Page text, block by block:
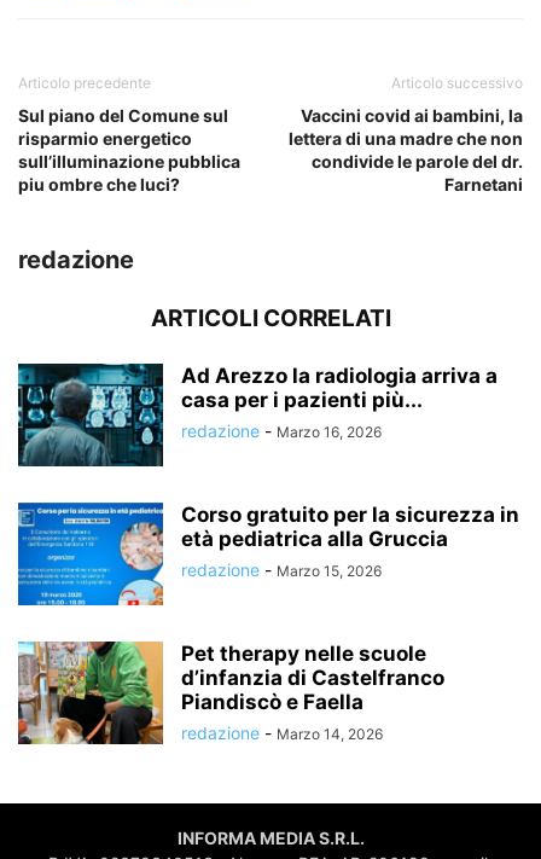
Articolo precedente
Sul piano del Comune sul
risparmio energetico
sull’illuminazione pubblica
piu ombre che luci?
Articolo successivo
Vaccini covid ai bambini, la
lettera di una madre che non
condivide le parole del dr.
Farnetani
redazione
ARTICOLI CORRELATI
Ad Arezzo la radiologia arriva a
casa per i pazienti più...
redazione - Marzo 16, 2026
Corso gratuito per la sicurezza in
età pediatrica alla Gruccia
redazione - Marzo 15, 2026
Pet therapy nelle scuole
d’infanzia di Castelfranco
Piandiscò e Faella
redazione - Marzo 14, 2026
INFORMA MEDIA S.R.L.